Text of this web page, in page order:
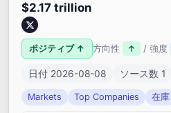
$2.17 trillion
ポジティブ ↑ 方向性 ↑ / 強度
日付 2026-08-08 ソース数 1
Markets Top Companies 在庫